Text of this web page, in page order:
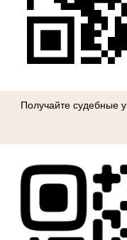
Получайте судебные